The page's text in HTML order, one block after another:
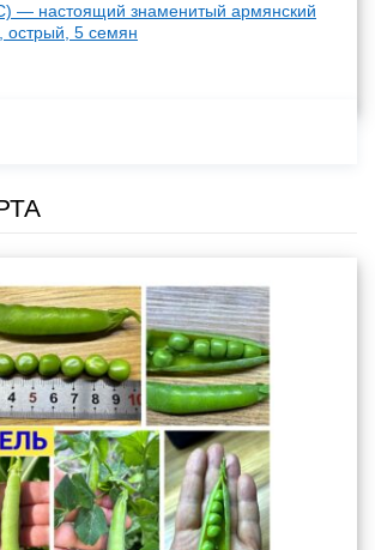
— настоящий знаменитый армянский
острый, 5 семян